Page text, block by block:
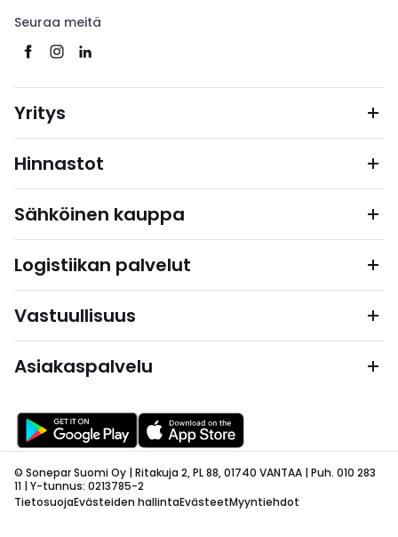
Seuraa meitä
Yritys
Hinnastot
Sähköinen kauppa
Logistiikan palvelut
Vastuullisuus
Asiakaspalvelu
© Sonepar Suomi Oy | Ritakuja 2, PL 88, 01740 VANTAA | Puh. 010 283
11 | Y-tunnus: 0213785-2
TietosuojaEvästeiden hallintaEvästeetMyyntiehdot